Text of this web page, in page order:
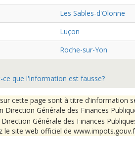
Les Sables-d'Olonne
Luçon
Roche-sur-Yon
ce que l'information est fausse?
cette page sont à titre d'information
Direction Générale des Finances
Générale des Finances
le site web officiel de